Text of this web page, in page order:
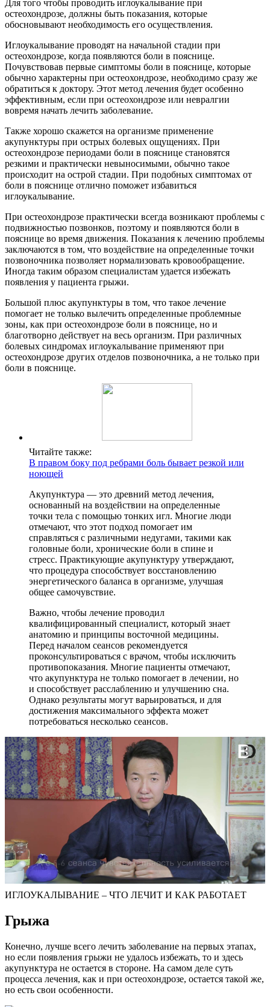
Для того чтобы проводить иглоукалывание при
остеохондрозе, должны быть показания, которые
обосновывают необходимость его осуществления.
Иглоукалывание проводят на начальной стадии при
остеохондрозе, когда появляются боли в пояснице.
Почувствовав первые симптомы боли в пояснице, которые
обычно характерны при остеохондрозе, необходимо сразу же
обратиться к доктору. Этот метод лечения будет особенно
эффективным, если при остеохондрозе или невралгии
вовремя начать лечить заболевание.
Также хорошо скажется на организме применение
акупунктуры при острых болевых ощущениях. При
остеохондрозе периодами боли в пояснице становятся
резкими и практически невыносимыми, обычно такое
происходит на острой стадии. При подобных симптомах от
боли в пояснице отлично поможет избавиться
иглоукалывание.
При остеохондрозе практически всегда возникают проблемы с
подвижностью позвонков, поэтому и появляются боли в
пояснице во время движения. Показания к лечению проблемы
заключаются в том, что воздействие на определенные точки
позвоночника позволяет нормализовать кровообращение.
Иногда таким образом специалистам удается избежать
появления у пациента грыжи.
Большой плюс акупунктуры в том, что такое лечение
помогает не только вылечить определенные проблемные
зоны, как при остеохондрозе боли в пояснице, но и
благотворно действует на весь организм. При различных
болевых синдромах иглоукалывание применяют при
остеохондрозе других отделов позвоночника, а не только при
боли в пояснице.
Читайте также:
В правом боку под ребрами боль бывает резкой или
ноющей
Акупунктура — это древний метод лечения,
основанный на воздействии на определенные
точки тела с помощью тонких игл. Многие люди
отмечают, что этот подход помогает им
справляться с различными недугами, такими как
головные боли, хронические боли в спине и
стресс. Практикующие акупунктуру утверждают,
что процедура способствует восстановлению
энергетического баланса в организме, улучшая
общее самочувствие.
Важно, чтобы лечение проводил
квалифицированный специалист, который знает
анатомию и принципы восточной медицины.
Перед началом сеансов рекомендуется
проконсультироваться с врачом, чтобы исключить
противопоказания. Многие пациенты отмечают,
что акупунктура не только помогает в лечении, но
и способствует расслаблению и улучшению сна.
Однако результаты могут варьироваться, и для
достижения максимального эффекта может
потребоваться несколько сеансов.
ИГЛОУКАЛЫВАНИЕ – ЧТО ЛЕЧИТ И КАК РАБОТАЕТ
Грыжа
Конечно, лучше всего лечить заболевание на первых этапах,
но если появления грыжи не удалось избежать, то и здесь
акупунктура не остается в стороне. На самом деле суть
процесса лечения, как и при остеохондрозе, остается такой же,
но есть свои особенности.